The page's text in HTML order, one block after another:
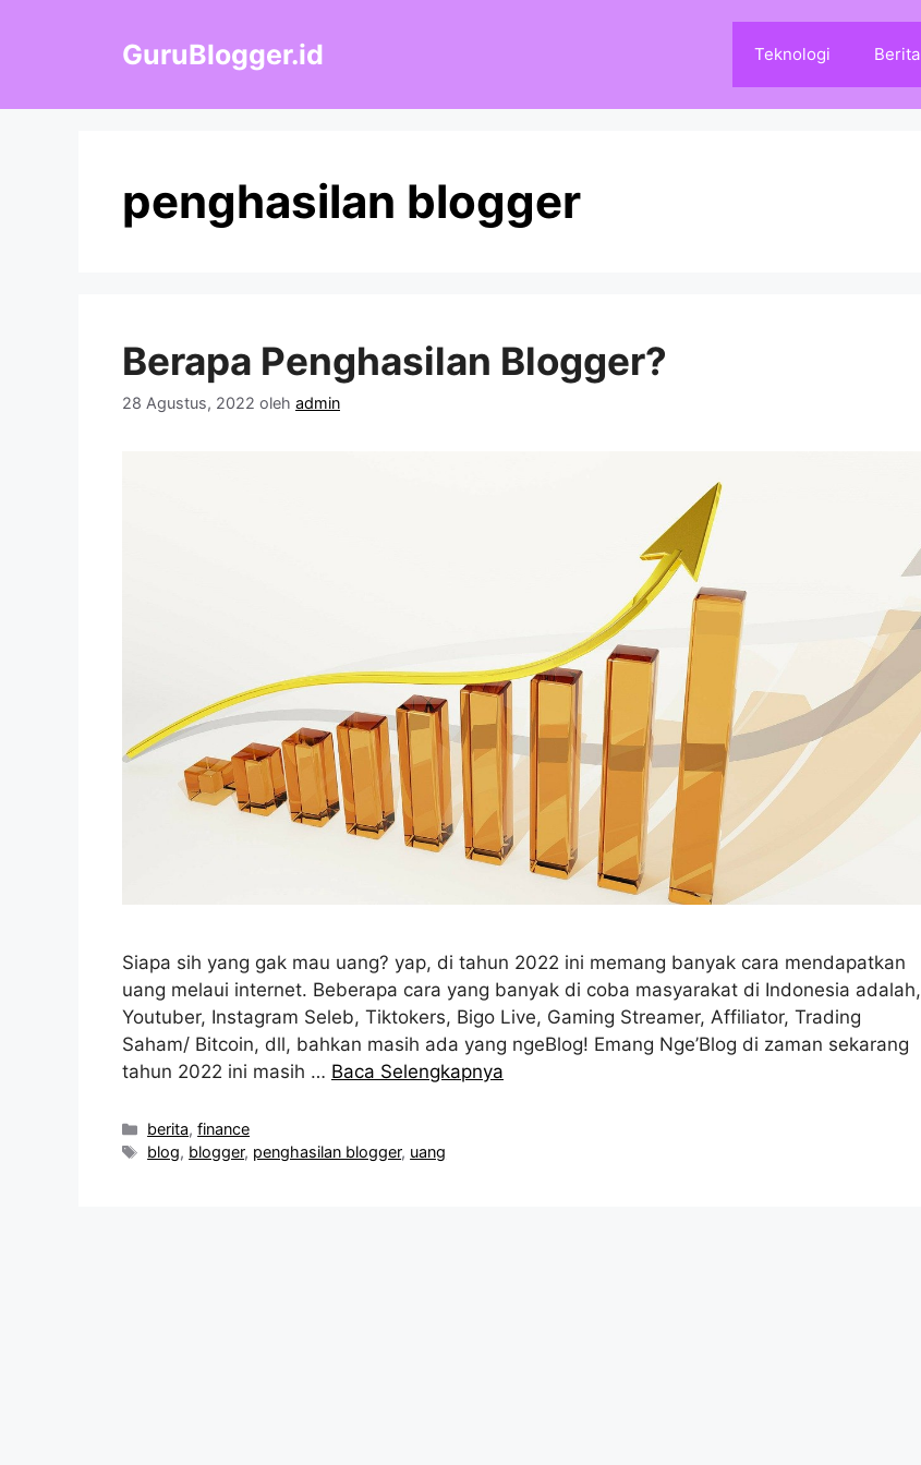
GuruBlogger.id Teknologi Berita
penghasilan blogger
Berapa Penghasilan Blogger?
28 Agustus, 2022 oleh admin
Siapa sih yang gak mau uang? yap, di tahun 2022 ini memang banyak cara mendapatkan
uang melaui internet. Beberapa cara yang banyak di coba masyarakat di Indonesia adalah,
Youtuber, Instagram Seleb, Tiktokers, Bigo Live, Gaming Streamer, Affiliator, Trading
Saham/ Bitcoin, dll, bahkan masih ada yang ngeBlog! Emang Nge’Blog di zaman sekarang
tahun 2022 ini masih … Baca Selengkapnya
Kategori
berita,finance
Tag
blog, blogger, penghasilan blogger, uang